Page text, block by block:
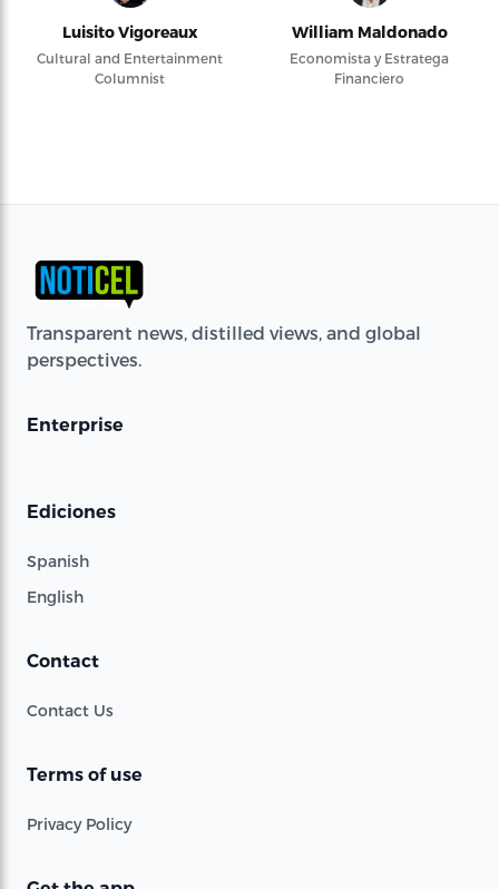
Luisito Vigoreaux
Cultural and Entertainment
Columnist
William Maldonado
Economista y Estratega
Financiero
Transparent news, distilled views, and global
perspectives.
Enterprise
Ediciones
Spanish
English
Contact
Contact Us
Terms of use
Privacy Policy